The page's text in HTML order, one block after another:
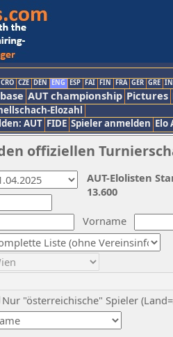
CRO CZE DEN ENG ESP FAI FIN FRA GER GRE
AUT championship Pictures
Elozahl
AUT FIDE Spieler anmelden Elo
offiziellen
Vorname
Nur "österreichische" Spieler
AUT-Elolisten
13.600